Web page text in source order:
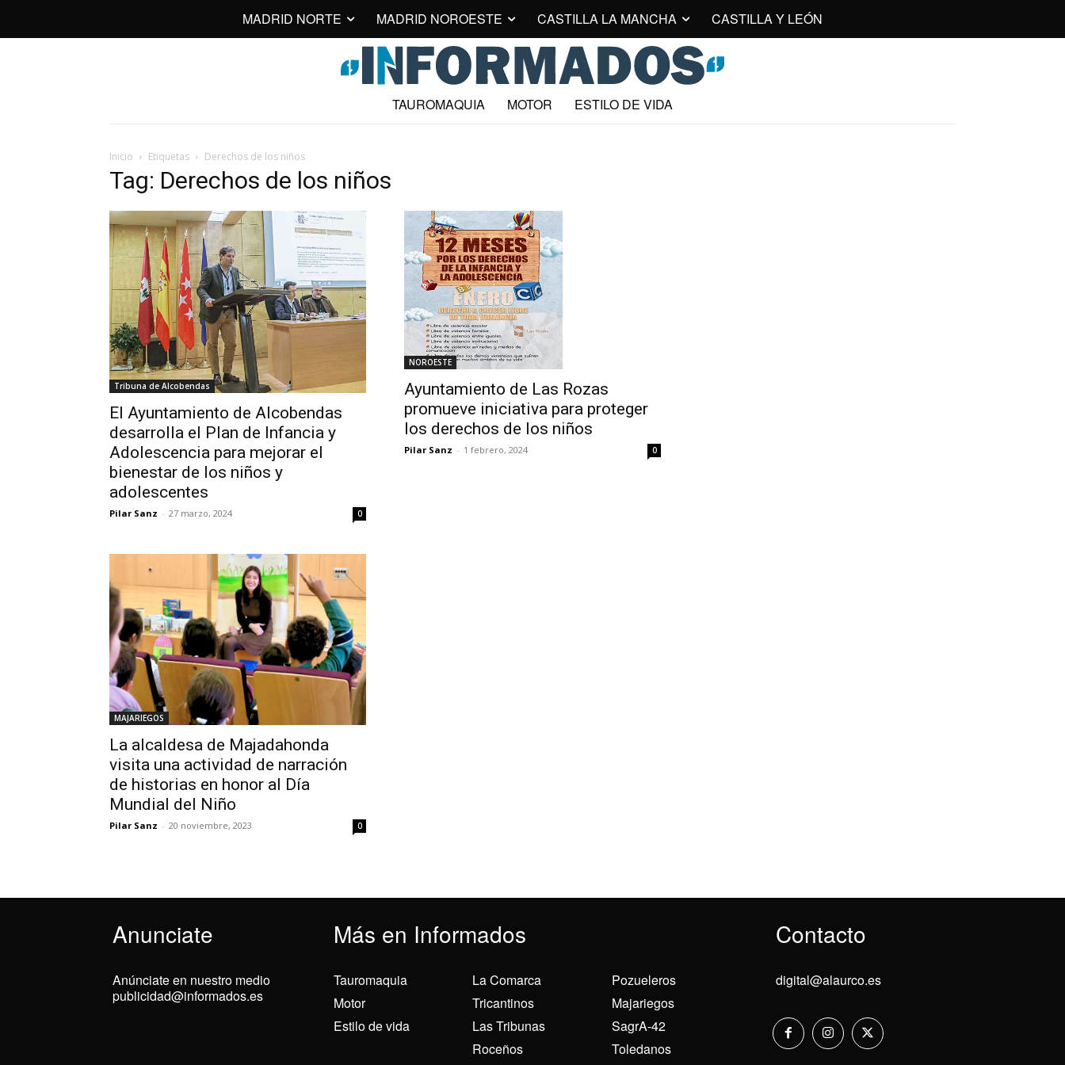
MADRID NORTE MADRID NOROESTE CASTILLA LA MANCHA CASTILLA Y LEÓN
TAUROMAQUIA MOTOR ESTILO DE VIDA
Inicio Etiquetas Derechos de los niños
Tag: Derechos de los niños
Tribuna de Alcobendas
El Ayuntamiento de Alcobendas
desarrolla el Plan de Infancia y
Adolescencia para mejorar el
bienestar de los niños y
adolescentes
Pilar Sanz - 27 marzo, 2024 0
NOROESTE
Ayuntamiento de Las Rozas
promueve iniciativa para proteger
los derechos de los niños
Pilar Sanz - 1 febrero, 2024 0
MAJARIEGOS
La alcaldesa de Majadahonda
visita una actividad de narración
de historias en honor al Día
Mundial del Niño
Pilar Sanz - 20 noviembre, 2023 0
Anunciate Más en Informados Contacto
Anúnciate en nuestro medio
publicidad@informados.es
Tauromaquia
Motor
Estilo de vida
La Comarca
Tricantinos
Las Tribunas
Roceños
Pozueleros
Majariegos
SagrA-42
Toledanos
digital@alaurco.es